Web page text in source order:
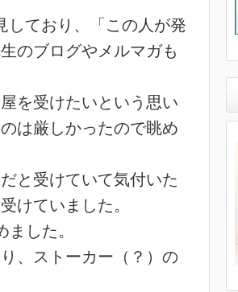
しており、「この人が発
のブログやメルマガも
を受けたいという思い
は厳しかったので眺め
と受けていて気付いた
けていました。
した。
、ストーカー（？）の